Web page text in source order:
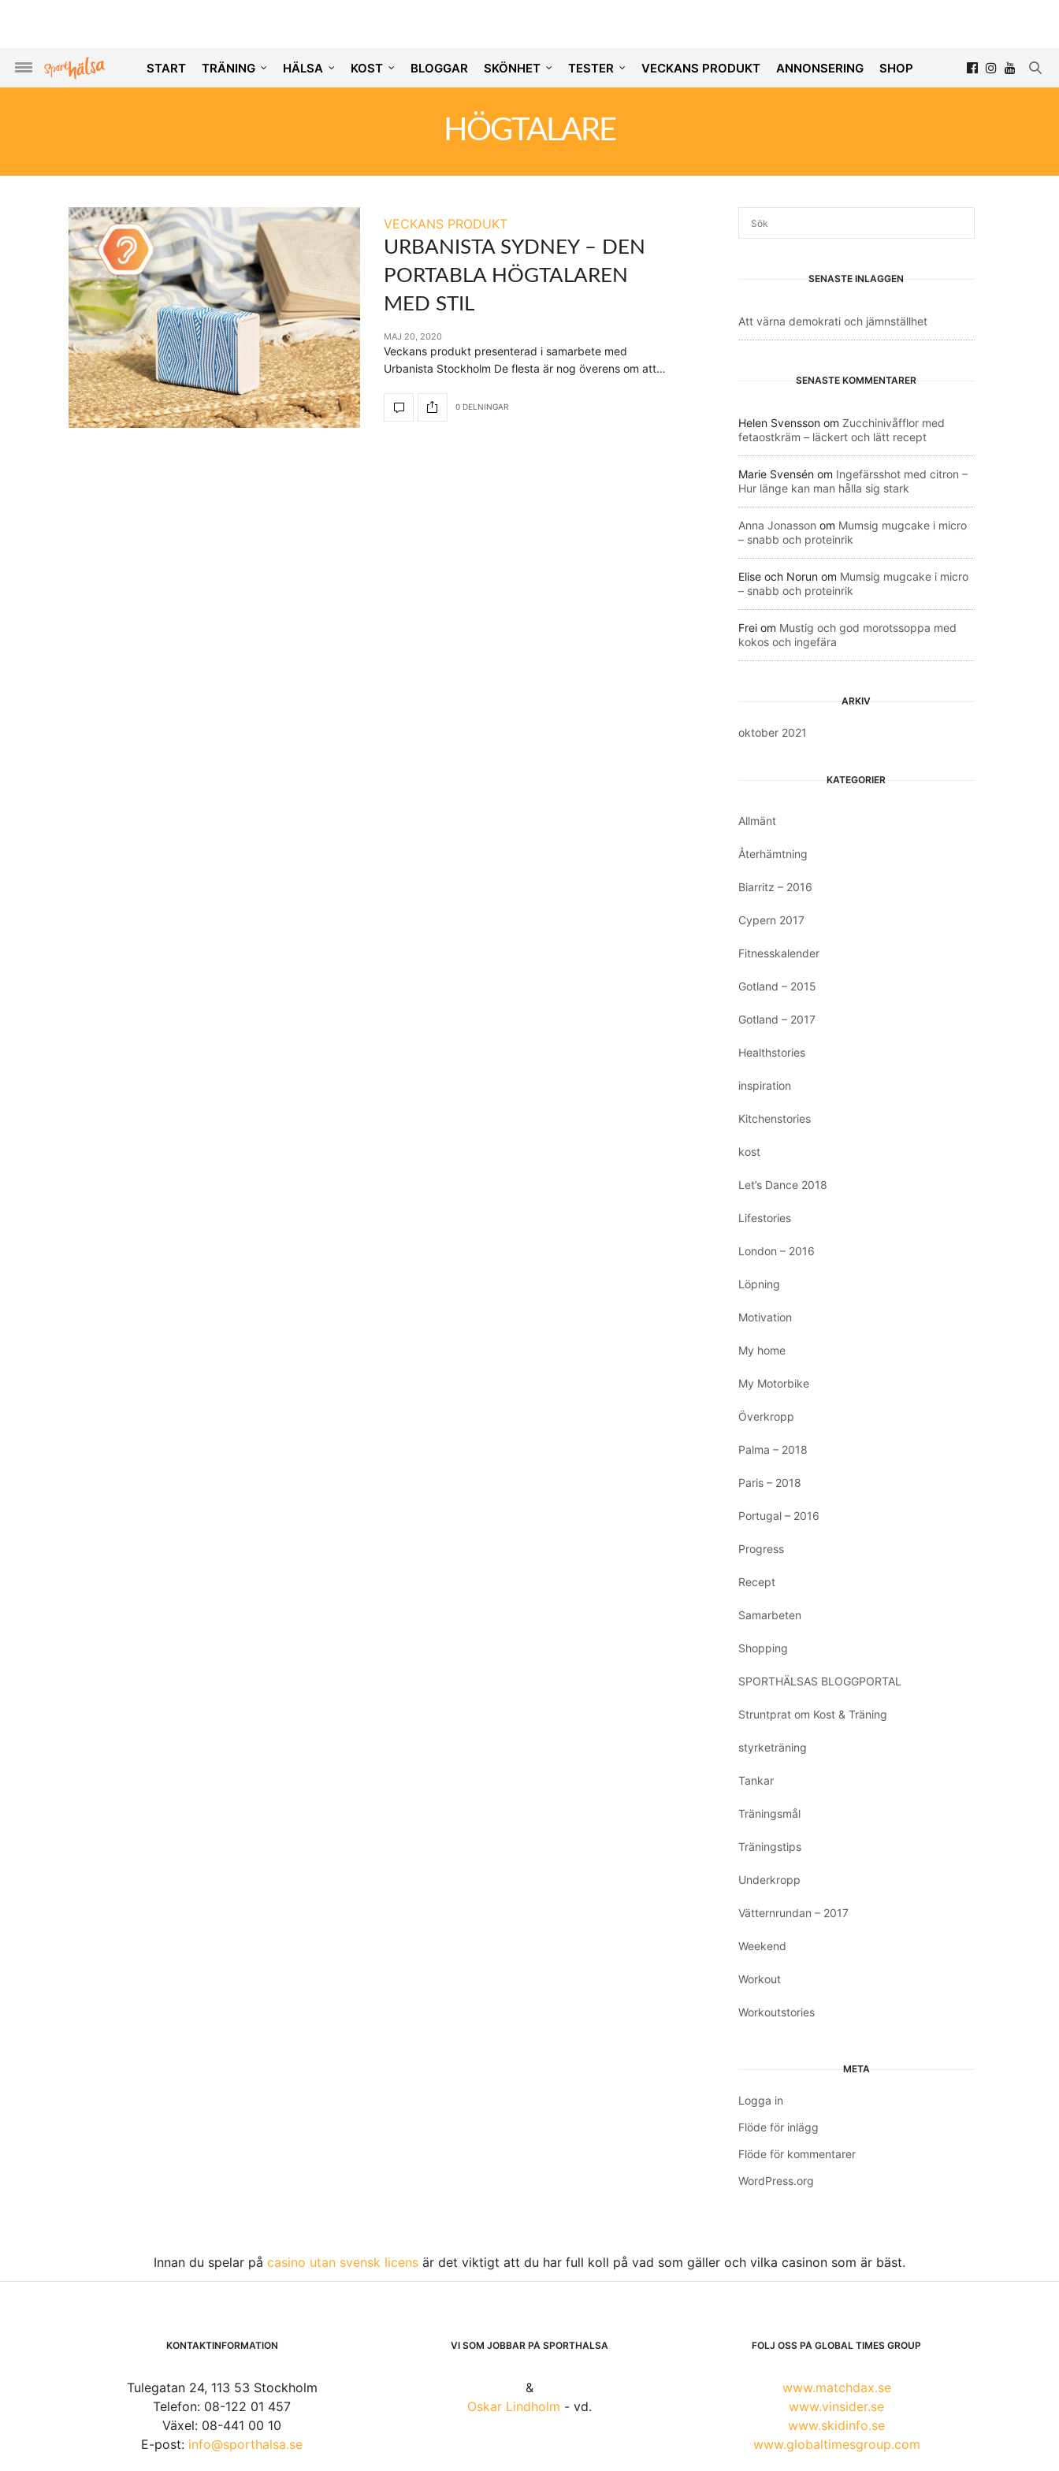
START TRÄNING HÄLSA KOST BLOGGAR SKÖNHET TESTER VECKANS PRODUKT ANNONSERING SHOP
HÖGTALARE
VECKANS PRODUKT
URBANISTA SYDNEY – DEN
PORTABLA HÖGTALAREN
MED STIL
MAJ 20, 2020
Veckans produkt presenterad i samarbete med
Urbanista Stockholm De flesta är nog överens om att…
0 DELNINGAR
SENASTE INLÄGGEN
Att värna demokrati och jämnställhet
SENASTE KOMMENTARER
Helen Svensson om Zucchinivåfflor med
fetaostkräm – läckert och lätt recept
Marie Svensén om Ingefärsshot med citron –
Hur länge kan man hålla sig stark
Anna Jonasson om Mumsig mugcake i micro
– snabb och proteinrik
Elise och Norun om Mumsig mugcake i micro
– snabb och proteinrik
Frei om Mustig och god morotssoppa med
kokos och ingefära
ARKIV
oktober 2021
KATEGORIER
Allmänt
Återhämtning
Biarritz – 2016
Cypern 2017
Fitnesskalender
Gotland – 2015
Gotland – 2017
Healthstories
inspiration
Kitchenstories
kost
Let’s Dance 2018
Lifestories
London – 2016
Löpning
Motivation
My home
My Motorbike
Överkropp
Palma – 2018
Paris – 2018
Portugal – 2016
Progress
Recept
Samarbeten
Shopping
SPORTHÄLSAS BLOGGPORTAL
Struntprat om Kost & Träning
styrketräning
Tankar
Träningsmål
Träningstips
Underkropp
Vätternrundan – 2017
Weekend
Workout
Workoutstories
META
Logga in
Flöde för inlägg
Flöde för kommentarer
WordPress.org
Innan du spelar på casino utan svensk licens är det viktigt att du har full koll på vad som gäller och vilka casinon som är bäst.
KONTAKTINFORMATION
Tulegatan 24, 113 53 Stockholm
Telefon: 08-122 01 457
Växel: 08-441 00 10
E-post: info@sporthalsa.se
VI SOM JOBBAR PÅ SPORTHÄLSA
&
Oskar Lindholm - vd.
FÖLJ OSS PÅ GLOBAL TIMES GROUP
www.matchdax.se
www.vinsider.se
www.skidinfo.se
www.globaltimesgroup.com